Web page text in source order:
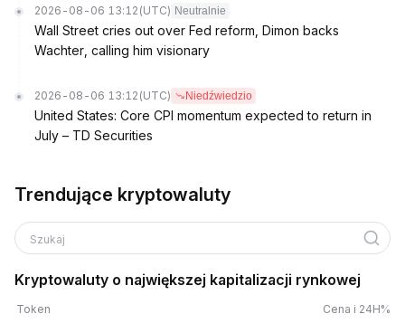
2026-08-06 13:12 (UTC) Neutralnie
Wall Street cries out over Fed reform, Dimon backs
Wachter, calling him visionary
2026-08-06 13:12 (UTC) Niedźwiedzio
United States: Core CPI momentum expected to return in
July – TD Securities
Trendujące kryptowaluty
Szukaj
Kryptowaluty o największej kapitalizacji rynkowej
Token Cena i 24H%